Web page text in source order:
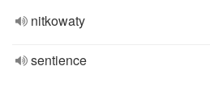
nitkowaty
sentience